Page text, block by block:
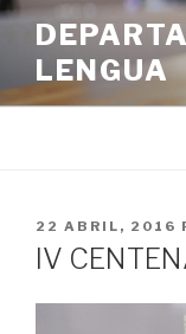
Ir
contenidoLENGUA
PUBLICADO
EN
22 ABRIL, 2016
IV